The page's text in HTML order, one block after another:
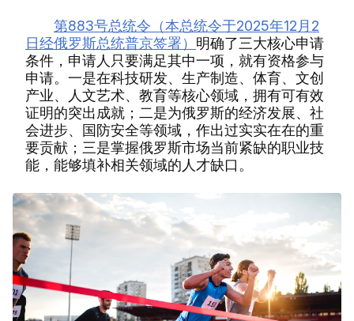
第883号总统令（本总统令于2025年12月2
日经俄罗斯总统普京签署） 明确了三大核心申请
条件，申请人只要满足其中一项，就有资格参与
申请。一是在科技研发、生产制造、体育、文创
产业、人文艺术、教育等核心领域，拥有可有效
证明的突出成就；二是为俄罗斯的经济发展、社
会进步、国防安全等领域，作出过实实在在的重
要贡献；三是掌握俄罗斯市场当前紧缺的职业技
能，能够填补相关领域的人才缺口。